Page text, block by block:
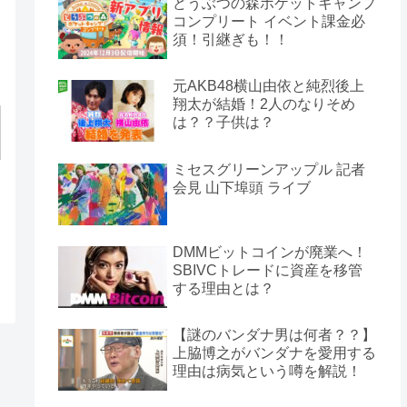
どうぶつの森ポケットキャンプ
コンプリート イベント課金必
須！引継ぎも！！
元AKB48横山由依と純烈後上
翔太が結婚！2人のなりそめ
は？？子供は？
ミセスグリーンアップル 記者
会見 山下埠頭 ライブ
DMMビットコインが廃業へ！
SBIVCトレードに資産を移管
する理由とは？
【謎のバンダナ男は何者？？】
上脇博之がバンダナを愛用する
理由は病気という噂を解説！